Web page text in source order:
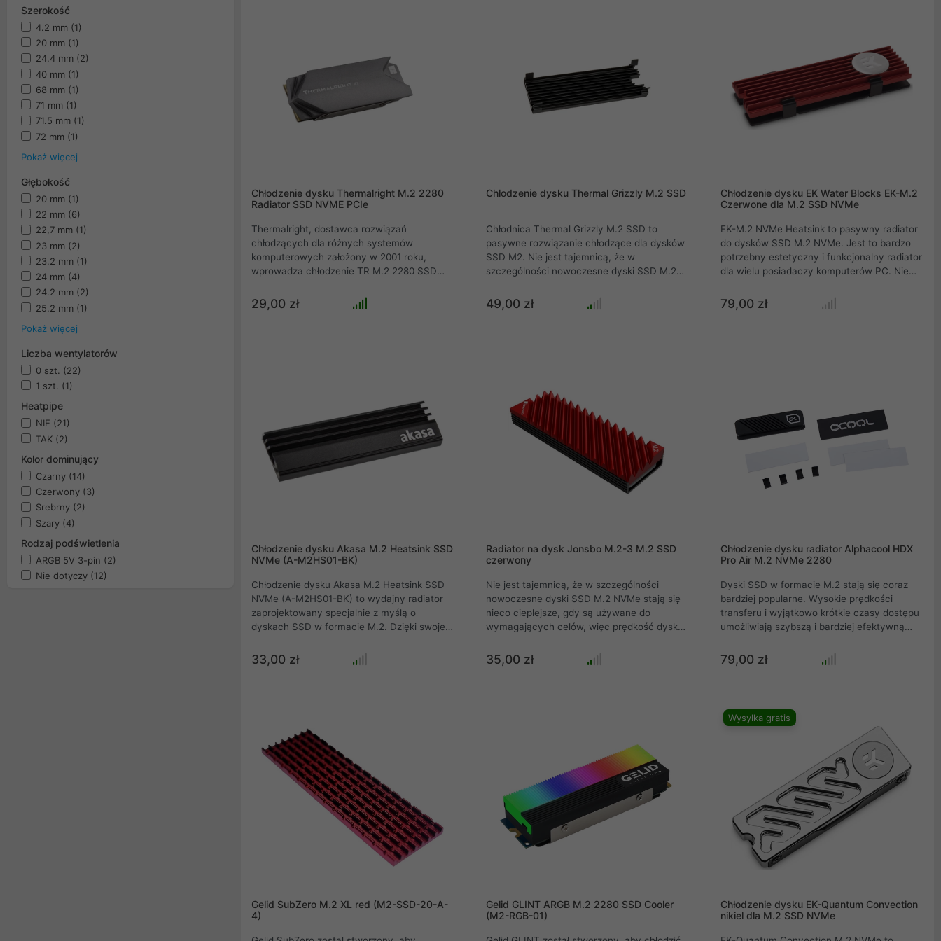
Szerokość
4.2 mm (1)
20 mm (1)
24.4 mm (2)
40 mm (1)
68 mm (1)
71 mm (1)
71.5 mm (1)
72 mm (1)
Pokaż więcej
Głębokość
20 mm (1)
22 mm (6)
22,7 mm (1)
23 mm (2)
23.2 mm (1)
24 mm (4)
24.2 mm (2)
25.2 mm (1)
Pokaż więcej
Liczba wentylatorów
0 szt. (22)
1 szt. (1)
Heatpipe
NIE (21)
TAK (2)
Kolor dominujący
Czarny (14)
Czerwony (3)
Srebrny (2)
Szary (4)
Rodzaj podświetlenia
ARGB 5V 3-pin (2)
Nie dotyczy (12)
Chłodzenie dysku Thermalright M.2 2280
Radiator SSD NVME PCIe
Thermalright, dostawca rozwiązań
chłodzących dla różnych systemów
komputerowych założony w 2001 roku,
wprowadza chłodzenie TR M.2 2280 SSD
szerokiej gamy dysków SSD M.2. Radiator
Thermalright M.2 2280 jest zgodny z
zapewnia doskonałe odprowadzanie ciepła
po obu stronach dowolnego dysku SSD M.2.
29,00 zł
Chłodzenie dysku Thermal Grizzly M.2 SSD
Chłodnica Thermal Grizzly M.2 SSD to
pasywne rozwiązanie chłodzące dla dysków
SSD M2. Nie jest tajemnicą, że w
szczególności nowoczesne dyski SSD M.2
szczególnie gdy są używane do
wymagających celów. W przypadku
która znacznie obniża temperaturę dysku
49,00 zł
Chłodzenie dysku EK Water Blocks EK-M.2
Czerwone dla M.2 SSD NVMe
EK-M.2 NVMe Heatsink to pasywny radiator
do dysków SSD M.2 NVMe. Jest to bardzo
potrzebny estetyczny i funkcjonalny radiator
dla wielu posiadaczy komputerów PC. Nie
mogą bardzo łatwo się przegrzać i zostać
poddane dławieniu termicznemu, co
79,00 zł
Chłodzenie dysku Akasa M.2 Heatsink SSD
NVMe (A-M2HS01-BK)
Chłodzenie dysku Akasa M.2 Heatsink SSD
NVMe (A-M2HS01-BK) to wydajny radiator
zaprojektowany specjalnie z myślą o
dyskach SSD w formacie M.2. Dzięki swojej
pracy dysku, co zapewnia stabilną i
optymalną wydajność, a także przedłuża
intensywnego użytkowania.
33,00 zł
Radiator na dysk Jonsbo M.2-3 M.2 SSD
czerwony
Nie jest tajemnicą, że w szczególności
nowoczesne dyski SSD M.2 NVMe stają się
nieco cieplejsze, gdy są używane do
wymagających celów, więc prędkość dysku
przeciwdziałać temu problemowi i móc
uzyskać pełną wydajność, profesjonaliści z
35,00 zł
Chłodzenie dysku radiator Alphacool HDX
Pro Air M.2 NVMe 2280
Dyski SSD w formacie M.2 stają się coraz
bardziej popularne. Wysokie prędkości
transferu i wyjątkowo krótkie czasy dostępu
umożliwiają szybszą i bardziej efektywną
na stałe korzystać z pełnej wydajności dysku
M.2 SSD, Alphacool oferuje chłodzenie HDX
79,00 zł
Gelid SubZero M.2 XL red (M2-SSD-20-A-
4)
Gelid GLINT ARGB M.2 2280 SSD Cooler
(M2-RGB-01)
Wysyłka gratis
Chłodzenie dysku EK-Quantum Convection
nikiel dla M.2 SSD NVMe